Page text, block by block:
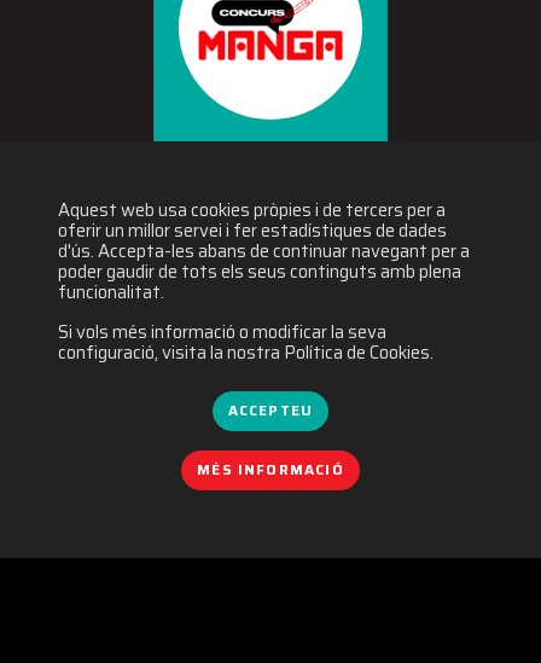
Concurs de Manga
Aquest web usa cookies pròpies i de tercers per a
oferir un millor servei i fer estadístiques de dades
d'ús. Accepta-les abans de continuar navegant per a
poder gaudir de tots els seus continguts amb plena
funcionalitat.
Si vols més informació o modificar la seva
configuració, visita la nostra Política de Cookies.
ACCEPTEU
MÉS INFORMACIÓ